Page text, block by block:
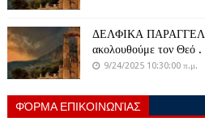
ΔΕΛΦΙΚΑ
ακολουθούμε τον Θεό .
9/24/2025 10:30:00 π.μ.
ΦΌΡΜΑ ΕΠΙΚΟΙΝΩΝΊΑΣ